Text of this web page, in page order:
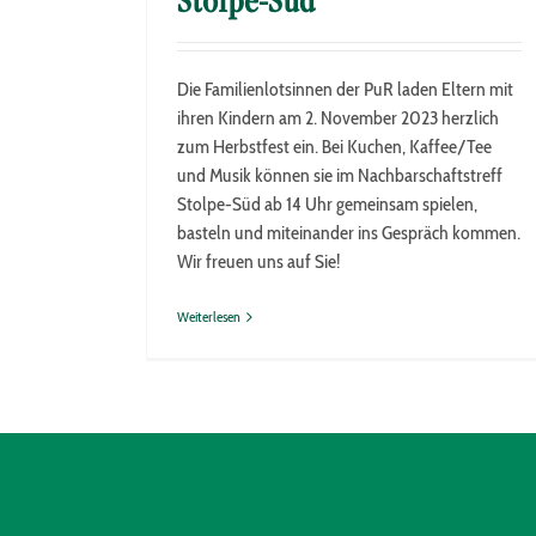
Die Familienlotsinnen der PuR laden Eltern mit
ihren Kindern am 2. November 2023 herzlich
zum Herbstfest ein. Bei Kuchen, Kaffee/Tee
und Musik können sie im Nachbarschaftstreff
Stolpe-Süd ab 14 Uhr gemeinsam spielen,
basteln und miteinander ins Gespräch kommen.
Wir freuen uns auf Sie!
Weiterlesen